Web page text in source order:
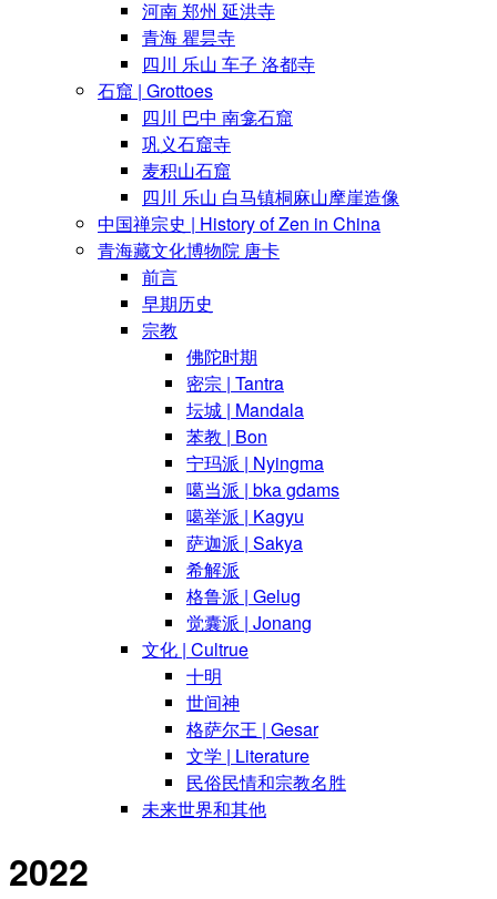
河南 郑州 延洪寺
青海 瞿昙寺
四川 乐山 车子 洛都寺
石窟 | Grottoes
四川 巴中 南龛石窟
巩义石窟寺
麦积山石窟
四川 乐山 白马镇桐麻山摩崖造像
中国禅宗史 | History of Zen in China
青海藏文化博物院 唐卡
前言
早期历史
宗教
佛陀时期
密宗 | Tantra
坛城 | Mandala
苯教 | Bon
宁玛派 | Nyingma
噶当派 | bka gdams
噶举派 | Kagyu
萨迦派 | Sakya
希解派
格鲁派 | Gelug
觉囊派 | Jonang
文化 | Cultrue
十明
世间神
格萨尔王 | Gesar
文学 | Literature
民俗民情和宗教名胜
未来世界和其他
2022